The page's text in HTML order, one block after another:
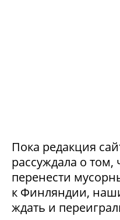
Пока редакция
рассуждала о том,
перенести
к Финляндии,
ждать и